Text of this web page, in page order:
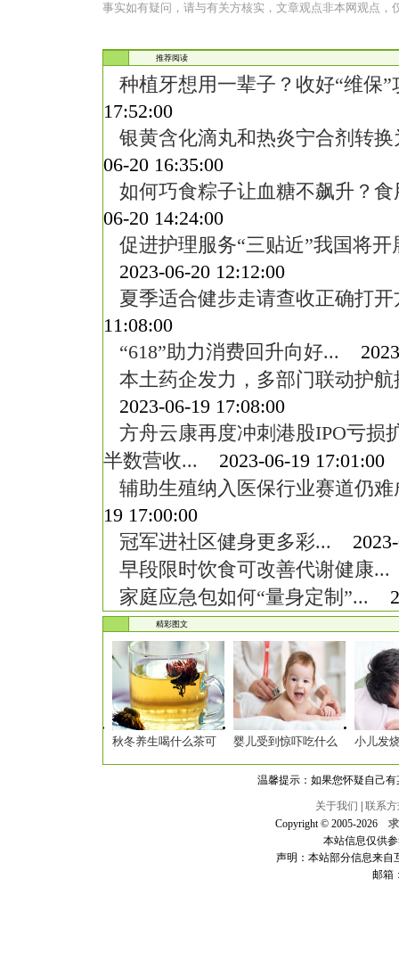
事实如有疑问，请与有关方核实，文章观点非本网观点，
推荐阅读
种植牙想用一辈子？收好“维保”
17:52:00
银黄含化滴丸和热炎宁合剂转
06-20 16:35:00
如何巧食粽子让血糖不飙升？
06-20 14:24:00
促进护理服务“三贴近”我国将
2023-06-20 12:12:00
夏季适合健步走请查收正确打开
11:08:00
“618”助力消费回升向好...
本土药企发力，多部门联动护
2023-06-19 17:08:00
方舟云康再度冲刺港股IPO亏损
半数营收... 2023-06-19 17:01:00
辅助生殖纳入医保行业赛道仍难
19 17:00:00
冠军进社区健身更多彩... 2023-
早段限时饮食可改善代谢健康...
家庭应急包如何“量身定制”...
精彩图文
秋冬养生喝什么茶可 婴儿受到惊吓吃什么 小儿发
温馨提示：如果您怀疑自己
关于我们
联系
Copyright © 2005-2026
本站信息仅供
声明：本站部分信息来自
邮箱